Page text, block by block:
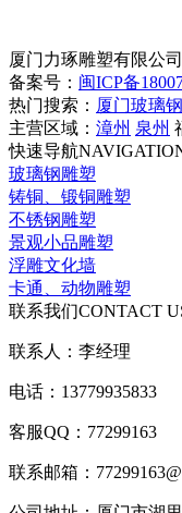
厦门力琢雕塑有限公司
备案号： 闽ICP备
热门搜索： 厦门玻璃
主营区域： 漳州 泉州
快速导航
玻璃钢雕塑
铸铜、锻铜雕塑
不锈钢雕塑
景观小品雕塑
浮雕文化墙
卡通、动物雕塑
联系我们CONTACT
联系人：李经理
电话：13779935833
客服QQ：77299163
联系邮箱：